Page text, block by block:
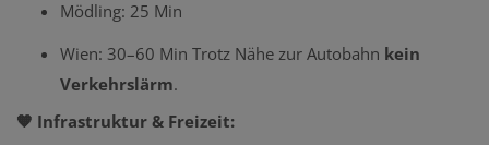
Mödling: 25 Min
Wien: 30–60 Min Trotz Nähe zur Autobahn kein
Verkehrslärm.
🧡 Infrastruktur & Freizeit: